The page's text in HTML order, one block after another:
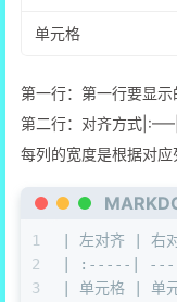
单元格
第一行：第一行要显
第二行：对齐方式
每列的宽度是根据对
1
2
3
| 左对齐 | 右
| :-----|
| 单元格 | 单